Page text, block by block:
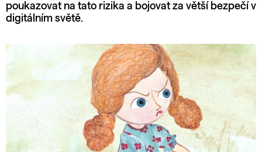
poukazovat na tato rizika a bojovat za větší bezpečí v
digitálním světě.